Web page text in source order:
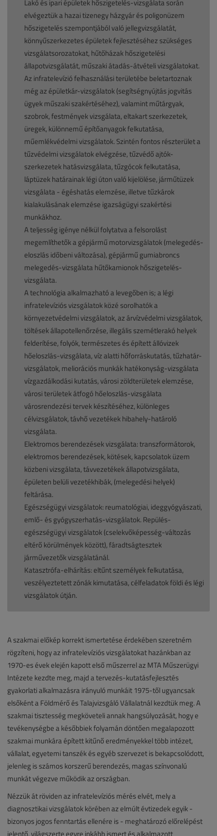
Lakó és ipari épületek hőszigetelés-vizsgálata során
elvégeztük a hazai tizenegy házgyár és poligonüzem
hőszigetelés szempontjából való jellegvizsgálatát,
könnyűszerkezetes épületek fejlesztéséhez szükséges
vizsgálatsorozatokat, hűtőházak hőszigetelési
állapotvizsgálatát, műszaki átadás-átvételi vizsgálatokat.
Az infratelevízió felhasználási területébe beletartoznak
még az épületkár-vizsgálatok (segítségnyújtás jogvitás
ügyek műszaki szakértéséhez), valamint műtárgyak,
szobrok, festmények vizsgálata, eltakart szerkezetek,
üregek, különnemű építőanyagok felkutatása,
műemlékvédelmi vizsgálatok. Szintén fontos részterület a
tűzvédelmi vizsgálatok elvégzése, tűzvédő ajtók-
szerkezetek hatásvizsgálata, tűzgócok felkutatása,
láptüzek határainak légi úton való kijelölése, járműtüzek
vizsgálata - égéshatás elemzése, illetve tűzkárok
kialakulásának elemzése igazságügyi szakértési
munkákhoz.
A teljesség igénye nélkül folytatva a felsorolást
megemlíthetők a gépjármű motorvizsgálatok (melegedés-
eloszlás időbeni változása), gépjármű gumiabroncs
melegedés-vizsgálata hűtőkamionok hőszigetelés-
vizsgálata.
A technológia alkalmazható a levegőben is; a légi
infratelevíziós vizsgálatok közé sorolhatók a
környezetvédelmi vizsgálatok, az árvízvédelmi vizsgálatok,
töltések állapotellenőrzése, illegális szemétlerakó helyek
felderítése, folyók, természetes és épített állóvizek
hőeloszlás-vizsgálata, víz alatti hőforráskutatás, tűzhatár-
vizsgálatok, meliorációs munkák hatékonyság-vizsgálata
vízgazdálkodási kutatás, városi zöldterületek elemzése,
városi területek átfogó hőeloszlás-vizsgálata
városrendezési tervek készítéséhez, különleges
célvizsgálatok, távhő vezetékek hibahely-határoló
vizsgálata.
Elektromos berendezések vizsgálata: transzformátorok,
elektromos berendezések, kötések, kapcsolatok üzem
közbeni vizsgálata, távvezetékek állapotvizsgálata,
épületen belüli vezetékhibák, (melegedési helyek)
feltárása.
Egészségügyi vizsgálatok: reumatológiai, ideggyógyászati,
emlő- és gyógyszerhatás-vizsgálatok. Repülés-
egészségügyi vizsgálatok (cselekvőképesség-változás
eltérő körülmények között), fáradtságtesztek
járművezetők vizsgálatánál.
Katasztrófa-elhárítás: eltűnt személyek felkutatása,
veszélyeztetett zónák kimutatása, célfeladatok földi és légi
vizsgálatok útján.
A szakmai előkép korrekt ismertetése érdekében szeretném
rögzíteni, hogy az infratelevíziós vizsgálatokat hazánkban az
1970-es évek elején kapott első műszerrel az MTA Műszerügyi
Intézete kezdte meg, majd a tervezés-kutatásfejlesztés
gyakorlati alkalmazásra irányuló munkáit 1975-től ugyancsak
elsőként a Földmérő és Talajvizsgáló Vállalatnál kezdtük meg. A
szakmai tisztesség megköveteli annak hangsúlyozását, hogy e
tevékenységbe a későbbiek folyamán döntően megalapozott
szakmai munkára épített kitűnő eredményekkel több intézet,
vállalat, egyetemi tanszék és egyéb szervezet is bekapcsolódott,
jelenleg is számos korszerű berendezés, magas színvonalú
munkát végezve működik az országban.
Nézzük át röviden az infratelevíziós mérés elvét, mely a
diagnosztikai vizsgálatok körében az elmúlt évtizedek egyik -
bizonyos jogos fenntartás ellenére is - meghatározó előrelépést
jelentő, világszerte egyre inkább ismert és alkalmazott